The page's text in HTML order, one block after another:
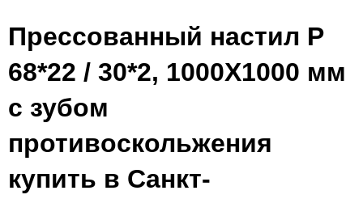
Прессованный настил Р
68*22 / 30*2, 1000X1000 мм
с зубом
противоскольжения
купить в Санкт-